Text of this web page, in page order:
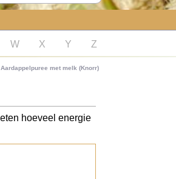
W X Y Z
Aardappelpuree met melk (Knorr)
hoeveel energie